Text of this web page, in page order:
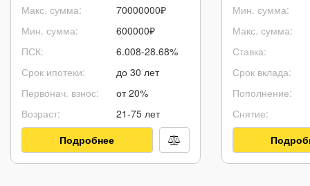
Макс. сумма:
Мин. сумма:
ПСК:
Срок ипотеки:
Первонач. взнос:
Возраст:
70000000₽
600000₽
6.008-28.68%
до 30 лет
от 20%
21-75 лет
Подробнее
Мин. сумма:
Макс. сумма:
Ставка:
Срок вклада:
Пополнение:
Снятие: